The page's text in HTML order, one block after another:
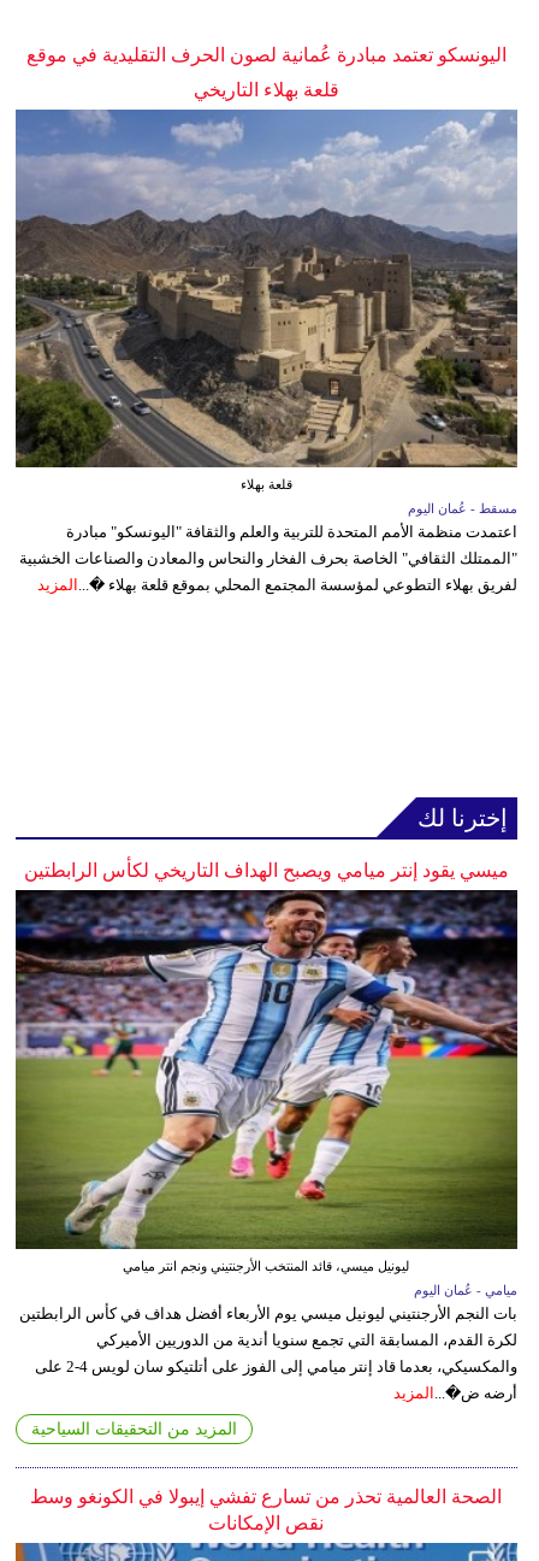
اليونسكو تعتمد مبادرة عُمانية لصون الحرف التقليدية في موقع
قلعة بهلاء التاريخي
قلعة بهلاء
مسقط - عُمان اليوم
اعتمدت منظمة الأمم المتحدة للتربية والعلم والثقافة "اليونسكو" مبادرة
"الممتلك الثقافي" الخاصة بحرف الفخار والنحاس والمعادن والصناعات الخشبية
لفريق بهلاء التطوعي لمؤسسة المجتمع المحلي بموقع قلعة بهلاء �... المزيد
إخترنا لك
ميسي يقود إنتر ميامي ويصبح الهداف التاريخي لكأس الرابطتين
ليونيل ميسي، قائد المنتخب الأرجنتيني ونجم انتر ميامي
ميامي - عُمان اليوم
بات النجم الأرجنتيني ليونيل ميسي يوم الأربعاء أفضل هداف في كأس الرابطتين
لكرة القدم، المسابقة التي تجمع سنويا أندية من الدوريين الأميركي
والمكسيكي، بعدما قاد إنتر ميامي إلى الفوز على أتلتيكو سان لويس 4-2 على
أرضه ض�... المزيد
المزيد من التحقيقات السياحية
الصحة العالمية تحذر من تسارع تفشي إيبولا في الكونغو وسط
نقص الإمكانات